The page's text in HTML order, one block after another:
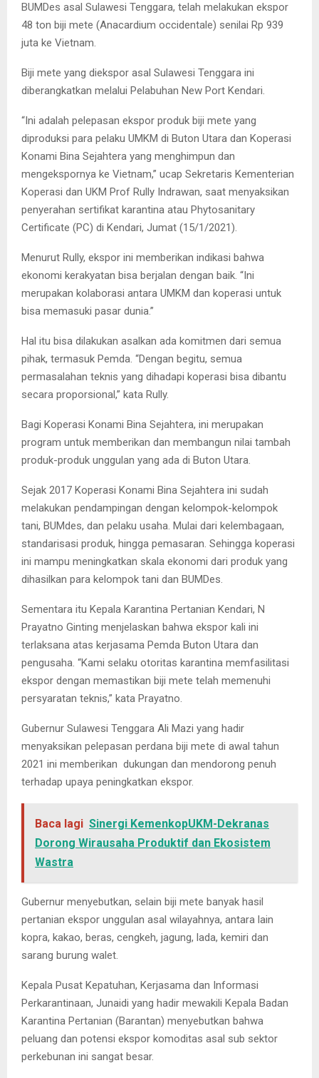
BUMDes asal Sulawesi Tenggara, telah melakukan ekspor
48 ton biji mete (Anacardium occidentale) senilai Rp 939
juta ke Vietnam.
Biji mete yang diekspor asal Sulawesi Tenggara ini
diberangkatkan melalui Pelabuhan New Port Kendari.
“Ini adalah pelepasan ekspor produk biji mete yang
diproduksi para pelaku UMKM di Buton Utara dan Koperasi
Konami Bina Sejahtera yang menghimpun dan
mengekspornya ke Vietnam,” ucap Sekretaris Kementerian
Koperasi dan UKM Prof Rully Indrawan, saat menyaksikan
penyerahan sertifikat karantina atau Phytosanitary
Certificate (PC) di Kendari, Jumat (15/1/2021).
Menurut Rully, ekspor ini memberikan indikasi bahwa
ekonomi kerakyatan bisa berjalan dengan baik. “Ini
merupakan kolaborasi antara UMKM dan koperasi untuk
bisa memasuki pasar dunia.”
Hal itu bisa dilakukan asalkan ada komitmen dari semua
pihak, termasuk Pemda. “Dengan begitu, semua
permasalahan teknis yang dihadapi koperasi bisa dibantu
secara proporsional,” kata Rully.
Bagi Koperasi Konami Bina Sejahtera, ini merupakan
program untuk memberikan dan membangun nilai tambah
produk-produk unggulan yang ada di Buton Utara.
Sejak 2017 Koperasi Konami Bina Sejahtera ini sudah
melakukan pendampingan dengan kelompok-kelompok
tani, BUMdes, dan pelaku usaha. Mulai dari kelembagaan,
standarisasi produk, hingga pemasaran. Sehingga koperasi
ini mampu meningkatkan skala ekonomi dari produk yang
dihasilkan para kelompok tani dan BUMDes.
Sementara itu Kepala Karantina Pertanian Kendari, N
Prayatno Ginting menjelaskan bahwa ekspor kali ini
terlaksana atas kerjasama Pemda Buton Utara dan
pengusaha. “Kami selaku otoritas karantina memfasilitasi
ekspor dengan memastikan biji mete telah memenuhi
persyaratan teknis,” kata Prayatno.
Gubernur Sulawesi Tenggara Ali Mazi yang hadir
menyaksikan pelepasan perdana biji mete di awal tahun
2021 ini memberikan dukungan dan mendorong penuh
terhadap upaya peningkatkan ekspor.
Baca lagi Sinergi KemenkopUKM-Dekranas
Dorong Wirausaha Produktif dan Ekosistem
Wastra
Gubernur menyebutkan, selain biji mete banyak hasil
pertanian ekspor unggulan asal wilayahnya, antara lain
kopra, kakao, beras, cengkeh, jagung, lada, kemiri dan
sarang burung walet.
Kepala Pusat Kepatuhan, Kerjasama dan Informasi
Perkarantinaan, Junaidi yang hadir mewakili Kepala Badan
Karantina Pertanian (Barantan) menyebutkan bahwa
peluang dan potensi ekspor komoditas asal sub sektor
perkebunan ini sangat besar.